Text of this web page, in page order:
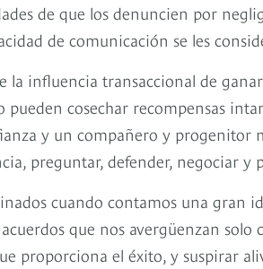
de que los denuncien por
de comunicación se les
la influencia transaccional de
pueden cosechar recompensas
y un compañero y progenitor
preguntar, defender, negociar y
cuando contamos una gran
que nos avergüenzan
proporciona el éxito, y suspirar